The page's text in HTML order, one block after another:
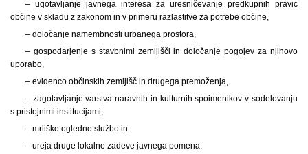
– ugotavljanje javnega interesa za uresničevanje predkupnih pravic
občine v skladu z zakonom in v primeru razlastitve za potrebe občine,
– določanje namembnosti urbanega prostora,
– gospodarjenje s stavbnimi zemljišči in določanje pogojev za njihovo
uporabo,
– evidenco občinskih zemljišč in drugega premoženja,
– zagotavljanje varstva naravnih in kulturnih spoimenikov v sodelovanju
s pristojnimi institucijami,
– mrliško ogledno službo in
– ureja druge lokalne zadeve javnega pomena.